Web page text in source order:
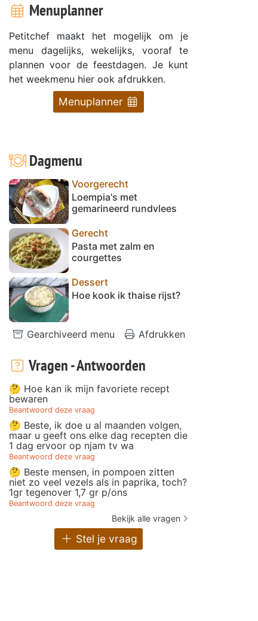
Menuplanner
Petitchef maakt het mogelijk om je
menu dagelijks, wekelijks, vooraf te
plannen voor de feestdagen. Je kunt
het weekmenu hier ook afdrukken.
Menuplanner
Dagmenu
Voorgerecht
Loempia's met
gemarineerd rundvlees
Gerecht
Pasta met zalm en
courgettes
Dessert
Hoe kook ik thaise rijst?
Gearchiveerd menu Afdrukken
Vragen - Antwoorden
🤔 Hoe kan ik mijn favoriete recept
bewaren
Beantwoord deze vraag
🤔 Beste, ik doe u al maanden volgen,
maar u geeft ons elke dag recepten die
1 dag ervoor op njam tv wa
Beantwoord deze vraag
🤔 Beste mensen, in pompoen zitten
niet zo veel vezels als in paprika, toch?
1gr tegenover 1,7 gr p/ons
Beantwoord deze vraag
Bekijk alle vragen
Stel je vraag